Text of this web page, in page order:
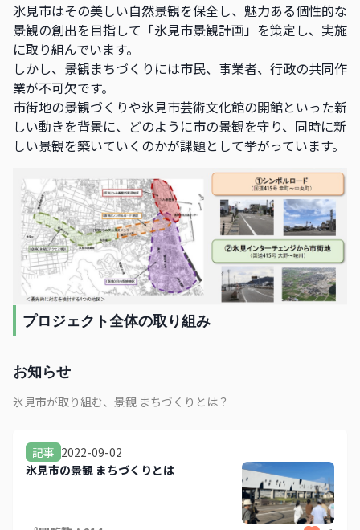
氷見市はその美しい自然景観を保全し、魅力ある個性的な
景観の創出を目指して「氷見市景観計画」を策定し、実施
に取り組んでいます。
しかし、景観まちづくりには市民、事業者、行政の共同作
業が不可欠です。
市街地の景観づくりや氷見市芸術文化館の開館といった新
しい動きを背景に、どのように市の景観を守り、同時に新
しい景観を築いていくのかが課題として挙がっています。
プロジェクト全体の取り組み
お知らせ
氷見市が取り組む、景観​ まちづくりとは​？
記事 2022-09-02
氷見市の景観​ まちづくりとは​